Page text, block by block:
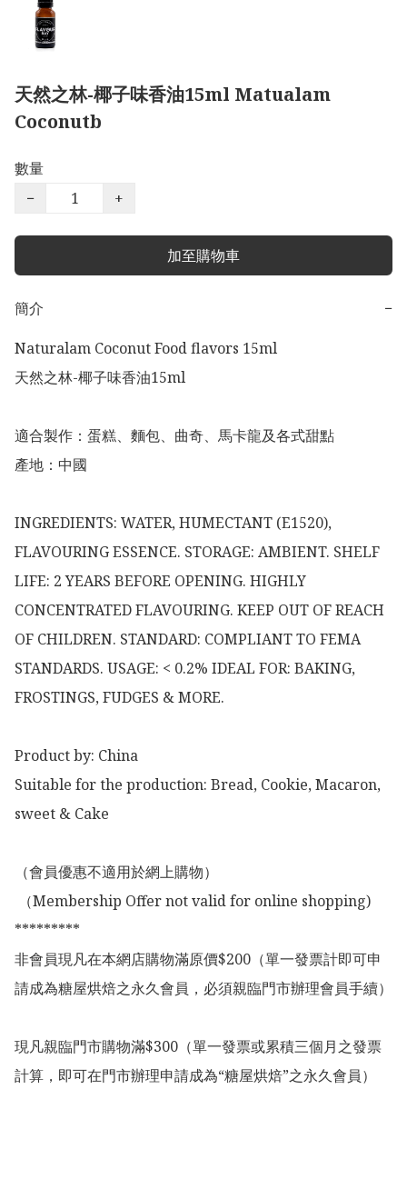
天然之林-椰子味香油15ml Matualam
Coconutb
數量
−
+
加至購物車
簡介
−
Naturalam Coconut Food flavors 15ml
天然之林-椰子味香油15ml
適合製作：蛋糕、麵包、曲奇、馬卡龍及各式甜點
產地：中國
INGREDIENTS: WATER, HUMECTANT (E1520),
FLAVOURING ESSENCE. STORAGE: AMBIENT. SHELF
LIFE: 2 YEARS BEFORE OPENING. HIGHLY
CONCENTRATED FLAVOURING. KEEP OUT OF REACH
OF CHILDREN. STANDARD: COMPLIANT TO FEMA
STANDARDS. USAGE: < 0.2% IDEAL FOR: BAKING,
FROSTINGS, FUDGES & MORE.
Product by: China
Suitable for the production: Bread, Cookie, Macaron,
sweet & Cake
（會員優惠不適用於網上購物）
*********
非會員現凡在本網店購物滿原價$200（單一發票計即可申
請成為糖屋烘焙之永久會員，必須親臨門市辦理會員手續）
現凡親臨門市購物滿$300（單一發票或累積三個月之發票
計算，即可在門市辦理申請成為“糖屋烘焙”之永久會員）